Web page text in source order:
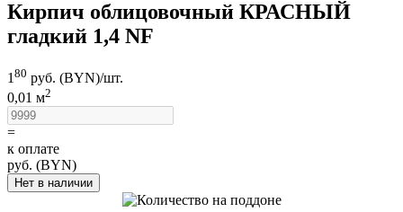
Кирпич облицовочный КРАСНЫЙ
гладкий 1,4 NF
1 80 руб. (BYN)/шт.
0,01 м2
=
к оплате
руб. (BYN)
Нет в наличии